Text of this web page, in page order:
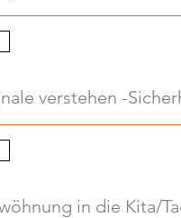
verstehen -
in die Kita/